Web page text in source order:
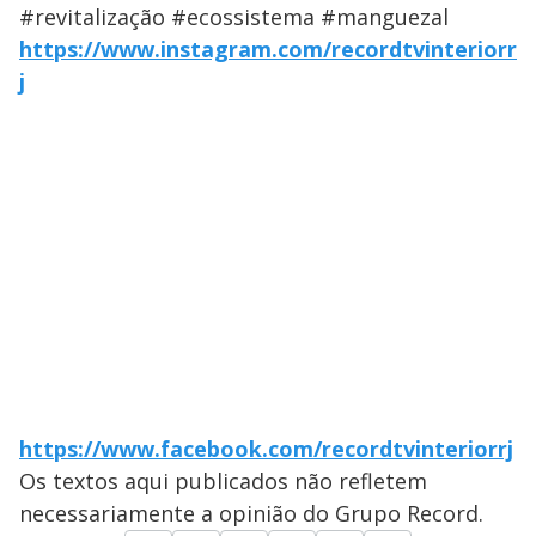
#revitalização #ecossistema #manguezal
https://www.instagram.com/recordtvinteriorr
j
https://www.facebook.com/recordtvinteriorrj
Os textos aqui publicados não refletem
necessariamente a opinião do Grupo Record.